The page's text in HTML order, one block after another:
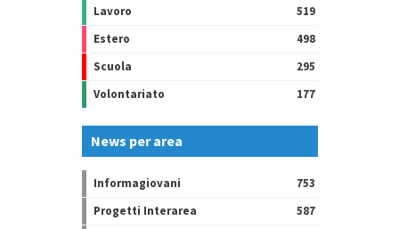
Lavoro
519
Estero
498
Scuola
295
Volontariato
177
News per area
Informagiovani
753
Progetti Interarea
587